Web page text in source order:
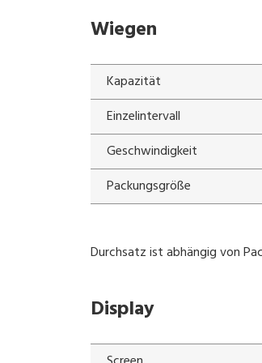
Wiegen
Kapazität
Einzelintervall
Geschwindigkeit
Packungsgröße
Durchsatz ist abhängig von
Display